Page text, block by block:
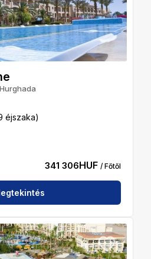
Hurghada
éjszaka)
341 306HUF / Főtől